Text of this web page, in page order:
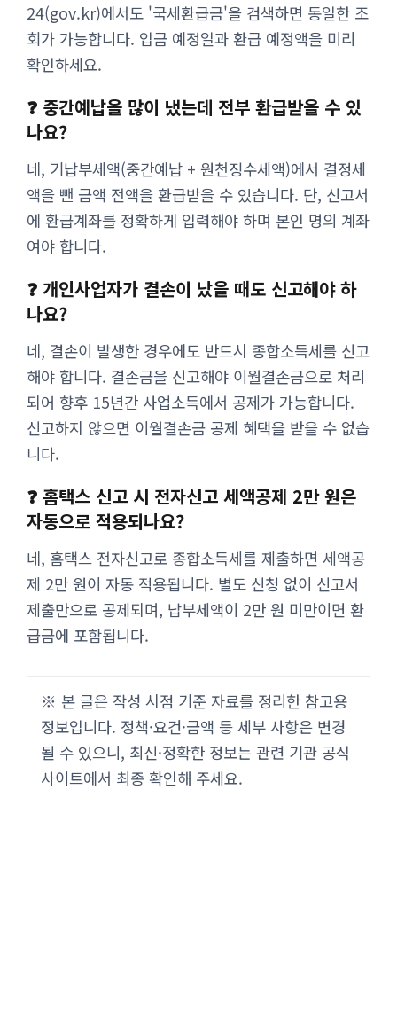
24(gov.kr)에서도 '국세환급금'을 검색하면 동일한 조
회가 가능합니다. 입금 예정일과 환급 예정액을 미리
확인하세요.
❓ 중간예납을 많이 냈는데 전부 환급받을 수 있
나요?
네, 기납부세액(중간예납 + 원천징수세액)에서 결정세
액을 뺀 금액 전액을 환급받을 수 있습니다. 단, 신고서
에 환급계좌를 정확하게 입력해야 하며 본인 명의 계좌
여야 합니다.
❓ 개인사업자가 결손이 났을 때도 신고해야 하
나요?
네, 결손이 발생한 경우에도 반드시 종합소득세를 신고
해야 합니다. 결손금을 신고해야 이월결손금으로 처리
되어 향후 15년간 사업소득에서 공제가 가능합니다.
신고하지 않으면 이월결손금 공제 혜택을 받을 수 없습
니다.
❓ 홈택스 신고 시 전자신고 세액공제 2만 원은
자동으로 적용되나요?
네, 홈택스 전자신고로 종합소득세를 제출하면 세액공
제 2만 원이 자동 적용됩니다. 별도 신청 없이 신고서
제출만으로 공제되며, 납부세액이 2만 원 미만이면 환
급금에 포함됩니다.
※ 본 글은 작성 시점 기준 자료를 정리한 참고용
정보입니다. 정책·요건·금액 등 세부 사항은 변경
될 수 있으니, 최신·정확한 정보는 관련 기관 공식
사이트에서 최종 확인해 주세요.